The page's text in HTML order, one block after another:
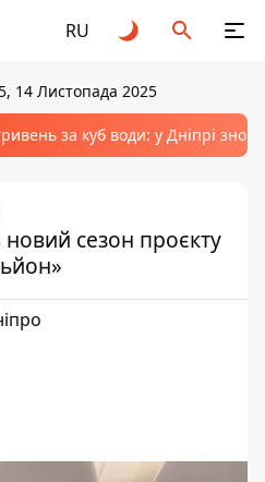
RU
14 Листопада 2025
за куб води: у Дніпрі
новий сезон проєкту